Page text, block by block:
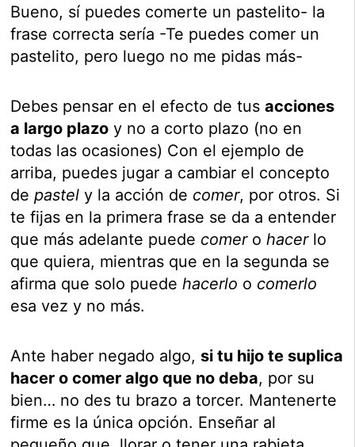
Bueno, sí puedes comerte un pastelito- la
frase correcta sería -Te puedes comer un
pastelito, pero luego no me pidas más-
Debes pensar en el efecto de tusacciones
a largo plazo y no a corto plazo (no en
todas las ocasiones) Con el ejemplo de
arriba, puedes jugar a cambiar el concepto
depastel y la acción de comer, por otros. Si
te fijas en la primera frase se da a entender
que más adelante puede comerohacerlo
que quiera, mientras que en la segunda se
afirma que solo puedehacerlo o comerlo
esa vez y no más.
Ante haber negado algo, si tu hijo te suplica
hacer o comer algo que no deba, por su
bien… no des tu brazo a torcer. Mantenerte
firme es la única opción. Enseñar al